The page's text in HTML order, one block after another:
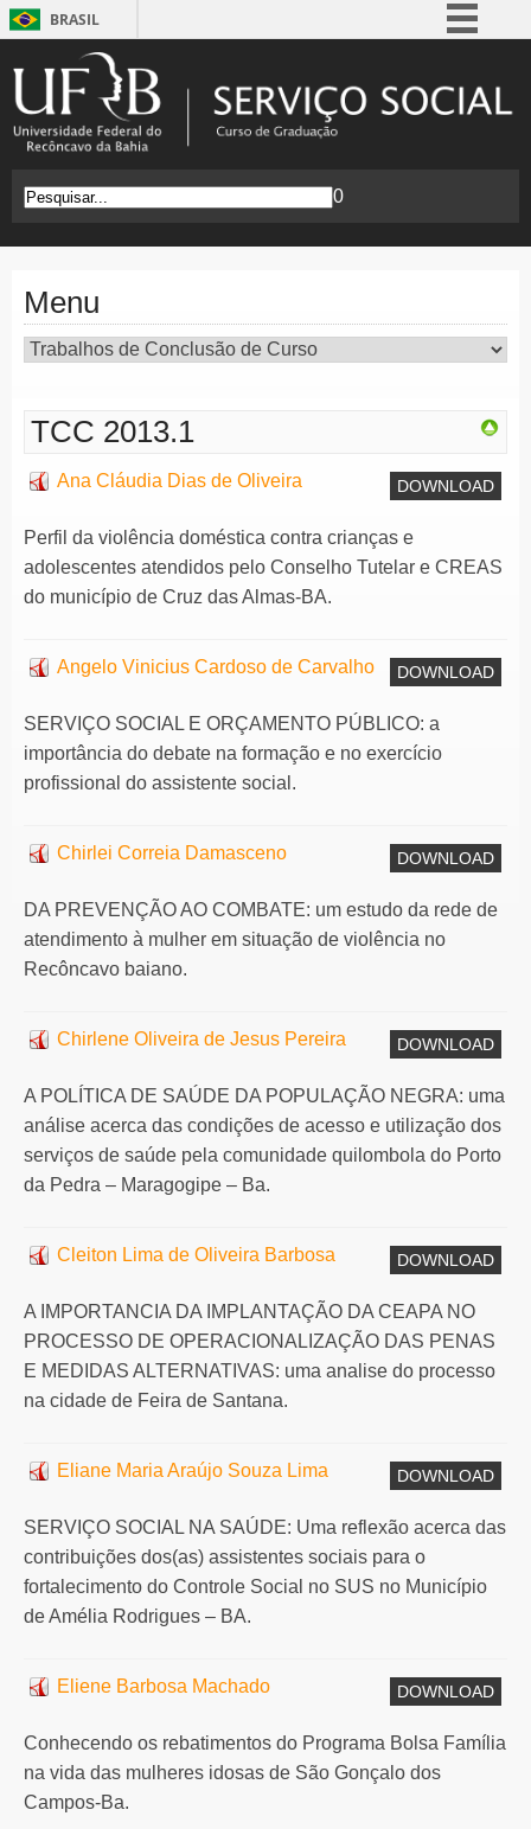
BRASIL
Comunica BR
Legislação
Canais
0
Menu
TCC 2013.1
Ana Cláudia Dias de Oliveira DOWNLOAD
Perfil da violência doméstica contra crianças e
adolescentes atendidos pelo Conselho Tutelar e CREAS
do município de Cruz das Almas-BA.
Angelo Vinicius Cardoso de Carvalho DOWNLOAD
SERVIÇO SOCIAL E ORÇAMENTO PÚBLICO: a
importância do debate na formação e no exercício
profissional do assistente social.
Chirlei Correia Damasceno DOWNLOAD
DA PREVENÇÃO AO COMBATE: um estudo da rede de
atendimento à mulher em situação de violência no
Recôncavo baiano.
Chirlene Oliveira de Jesus Pereira DOWNLOAD
A POLÍTICA DE SAÚDE DA POPULAÇÃO NEGRA: uma
análise acerca das condições de acesso e utilização dos
serviços de saúde pela comunidade quilombola do Porto
da Pedra – Maragogipe – Ba.
Cleiton Lima de Oliveira Barbosa DOWNLOAD
A IMPORTANCIA DA IMPLANTAÇÃO DA CEAPA NO
PROCESSO DE OPERACIONALIZAÇÃO DAS PENAS
E MEDIDAS ALTERNATIVAS: uma analise do processo
na cidade de Feira de Santana.
Eliane Maria Araújo Souza Lima DOWNLOAD
SERVIÇO SOCIAL NA SAÚDE: Uma reflexão acerca das
contribuições dos(as) assistentes sociais para o
fortalecimento do Controle Social no SUS no Município
de Amélia Rodrigues – BA.
Eliene Barbosa Machado DOWNLOAD
Conhecendo os rebatimentos do Programa Bolsa Família
na vida das mulheres idosas de São Gonçalo dos
Campos-Ba.